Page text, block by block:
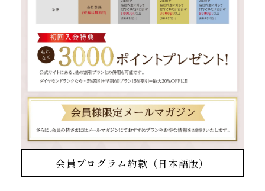
会員プログラム約款（日本語版）